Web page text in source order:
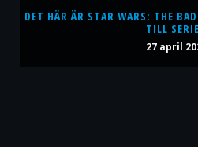
DET HÄR ÄR STAR WARS: THE
TILL
27 april